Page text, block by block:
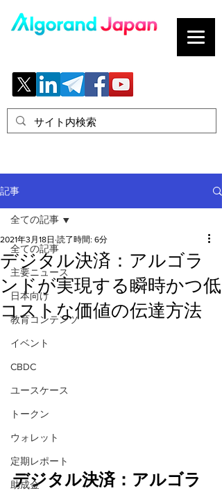
記事
全ての記事
主要ニュース
日本向け
教育コンテンツ
イベント
CBDC
ユースケース
トークン
ウォレット
定期レポート
助成金
全ての記事
デジタル決済：アルゴラ
ンドが実現する瞬時かつ低
コストな価値の伝達方法
2021年3月18日 読了時間: 6分
デジタル決済：アルゴラ